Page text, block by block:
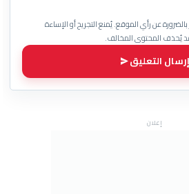
بالضرورة عن رأي الموقع. يُمنع التجريح أو الإساءة
يُحذف المحتوى المخالف.
إرسال التعليق
إعلان